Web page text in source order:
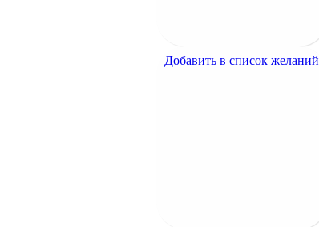
Добавить в список желаний